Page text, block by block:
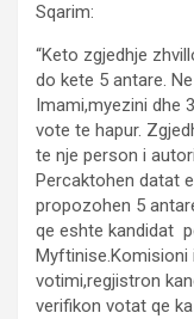
Sqarim:
“Keto zgjedhje
do kete 5 antare.
Imami,myezini dhe
vote te hapur.
te nje person i
Percaktohen datat
propozohen 5
qe eshte kandidat
Myftinise.Komisioni
votimi,regjistron
verifikon votat qe